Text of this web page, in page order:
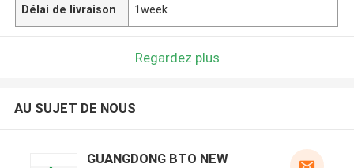
Délai de livraison 1week
Regardez plus
AU SUJET DE NOUS
GUANGDONG BTO NEW